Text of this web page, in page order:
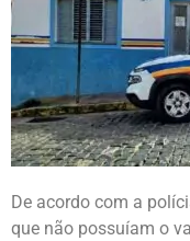
De acordo com a
que não possuíam o